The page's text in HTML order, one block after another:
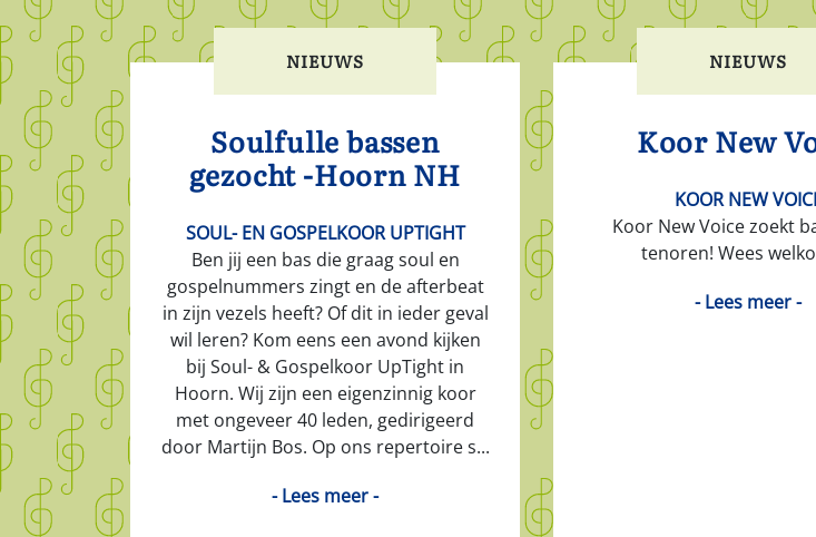
NIEUWS
Soulfulle bassen
gezocht -Hoorn NH
SOUL- EN GOSPELKOOR UPTIGHT
Ben jij een bas die graag soul en
gospelnummers zingt en de afterbeat
in zijn vezels heeft? Of dit in ieder geval
wil leren? Kom eens een avond kijken
bij Soul- & Gospelkoor UpTight in
Hoorn. Wij zijn een eigenzinnig koor
met ongeveer 40 leden, gedirigeerd
door Martijn Bos. Op ons repertoire s...
- Lees meer -
NIEUWS
Koor New
KOOR NEW
Koor New Voice zoekt
tenoren! Wees
- Lees meer -